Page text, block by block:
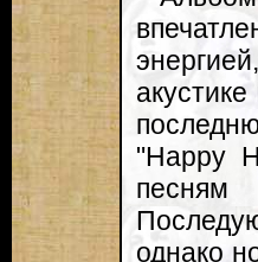
"Happy
песням
однако